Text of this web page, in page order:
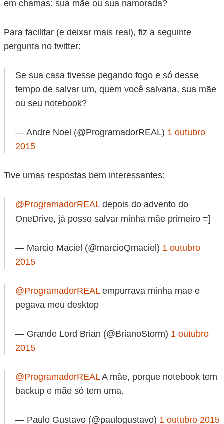
em chamas: sua mãe ou sua namorada?
Para facilitar (e deixar mais real), fiz a seguinte
pergunta no twitter:
Se sua casa tivesse pegando fogo e só desse
tempo de salvar um, quem você salvaria, sua mãe
ou seu notebook?
— Andre Noel (@ProgramadorREAL) 1 outubro
2015
Tive umas respostas bem interessantes:
@ProgramadorREALdepois do advento do
OneDrive, já posso salvar minha mãe primeiro =]
— Marcio Maciel (@marcioQmaciel) 1 outubro
2015
@ProgramadorREALempurrava minha mae e
pegava meu desktop
— Grande Lord Brian (@BrianoStorm) 1 outubro
2015
@ProgramadorREALA mãe, porque notebook tem
backup e mãe só tem uma.
— Paulo Gustavo (@paulogustavo) 1 outubro 2015